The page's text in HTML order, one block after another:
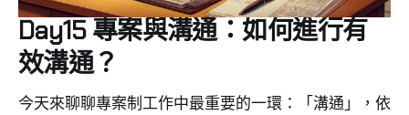
Day15 專案與溝通：如何進行有
效溝通？
今天來聊聊專案制工作中最重要的一環：「溝通」，依